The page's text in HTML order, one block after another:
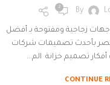
By
2
زجاجية ومفتوحة بـ أفضل
بأحدث تصميمات شركات
تصميم خزانة الم...
CONTINUE